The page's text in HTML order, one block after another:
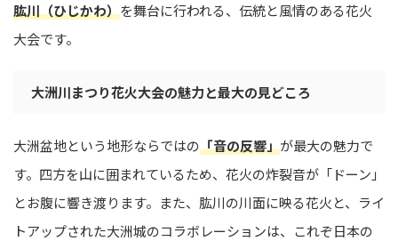
肱川（ひじかわ）を舞台に行われる、伝統と風情のある花火
大会です。
大洲川まつり花火大会の魅力と最大の見どころ
大洲盆地という地形ならではの「音の反響」が最大の魅力で
す。四方を山に囲まれているため、花火の炸裂音が「ドーン」
とお腹に響き渡ります。また、肱川の川面に映る花火と、ライ
トアップされた大洲城のコラボレーションは、これぞ日本の